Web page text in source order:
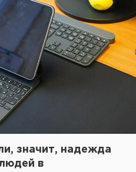
значит, надежда
в